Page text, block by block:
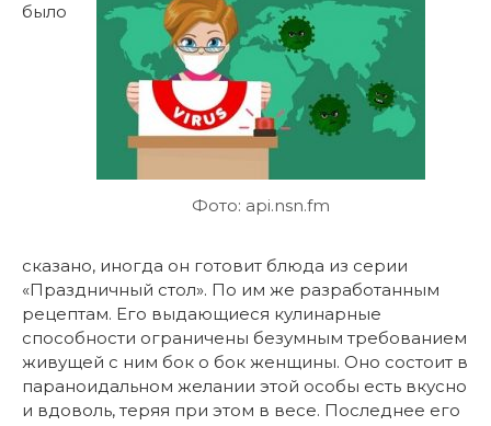
Фото: api.nsn.fm
было
сказано, иногда он готовит блюда из серии
«Праздничный стол». По им же разработанным
рецептам. Его выдающиеся кулинарные
способности ограничены безумным требованием
живущей с ним бок о бок женщины. Оно состоит в
параноидальном желании этой особы есть вкусно
и вдоволь, теряя при этом в весе. Последнее его